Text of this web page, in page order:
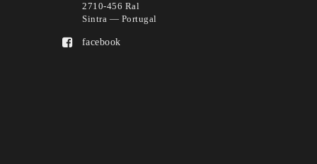
2710-456 Ral
Sintra — Portugal
facebook